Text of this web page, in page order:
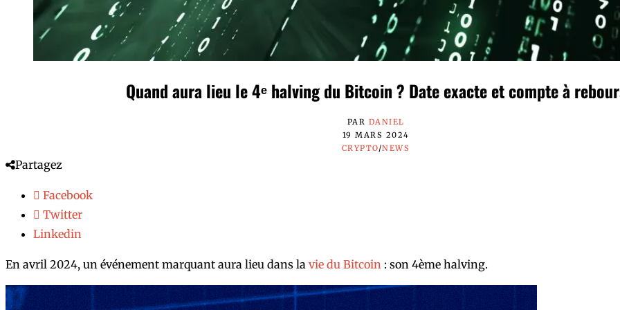
Quand aura lieu le 4ᵉ halving du Bitcoin ? Date exacte et compte à
PAR DANIEL
19 MARS 2024
CRYPTO/NEWS
Partagez
Facebook
Twitter
Linkedin
En avril 2024, un événement marquant aura lieu dans la vie du Bitcoin : son 4ème halving.